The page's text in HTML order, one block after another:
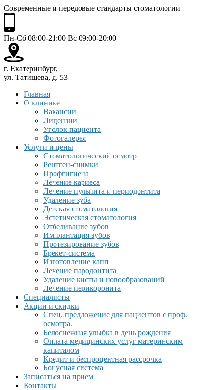
Современные и передовые стандарты стоматологии
Пн-Сб 08:00-21:00 Вс 09:00-20:00
г. Екатеринбург,
ул. Татищева, д. 53
Главная
О клинике
Вакансии
Лицензии
Уголок пациента
Фотогалерея
Услуги и цены
Стоматологический осмотр
Рентген-снимки
Профгигиена
Лечение кариеса
Лечение пульпита и периодонтита
Удаление зуба
Детская стоматология
Эстетическая стоматология
Отбеливание зубов
Имплантация зубов
Протезирование зубов
Брекет-система
Изготовление капп
Лечение пародонтита
Удаление кисты и новообразований
Лечение перикоронита
Специалисты
Акции и скидки
Спец. предложение для пациентов с проф.
осмотра.
Белоснежная улыбка в день рождения
Оплата медицинских услуг материнским
капиталом
Кредит и беспроцентная рассрочка
Бонусная система
Записаться на прием
Контакты